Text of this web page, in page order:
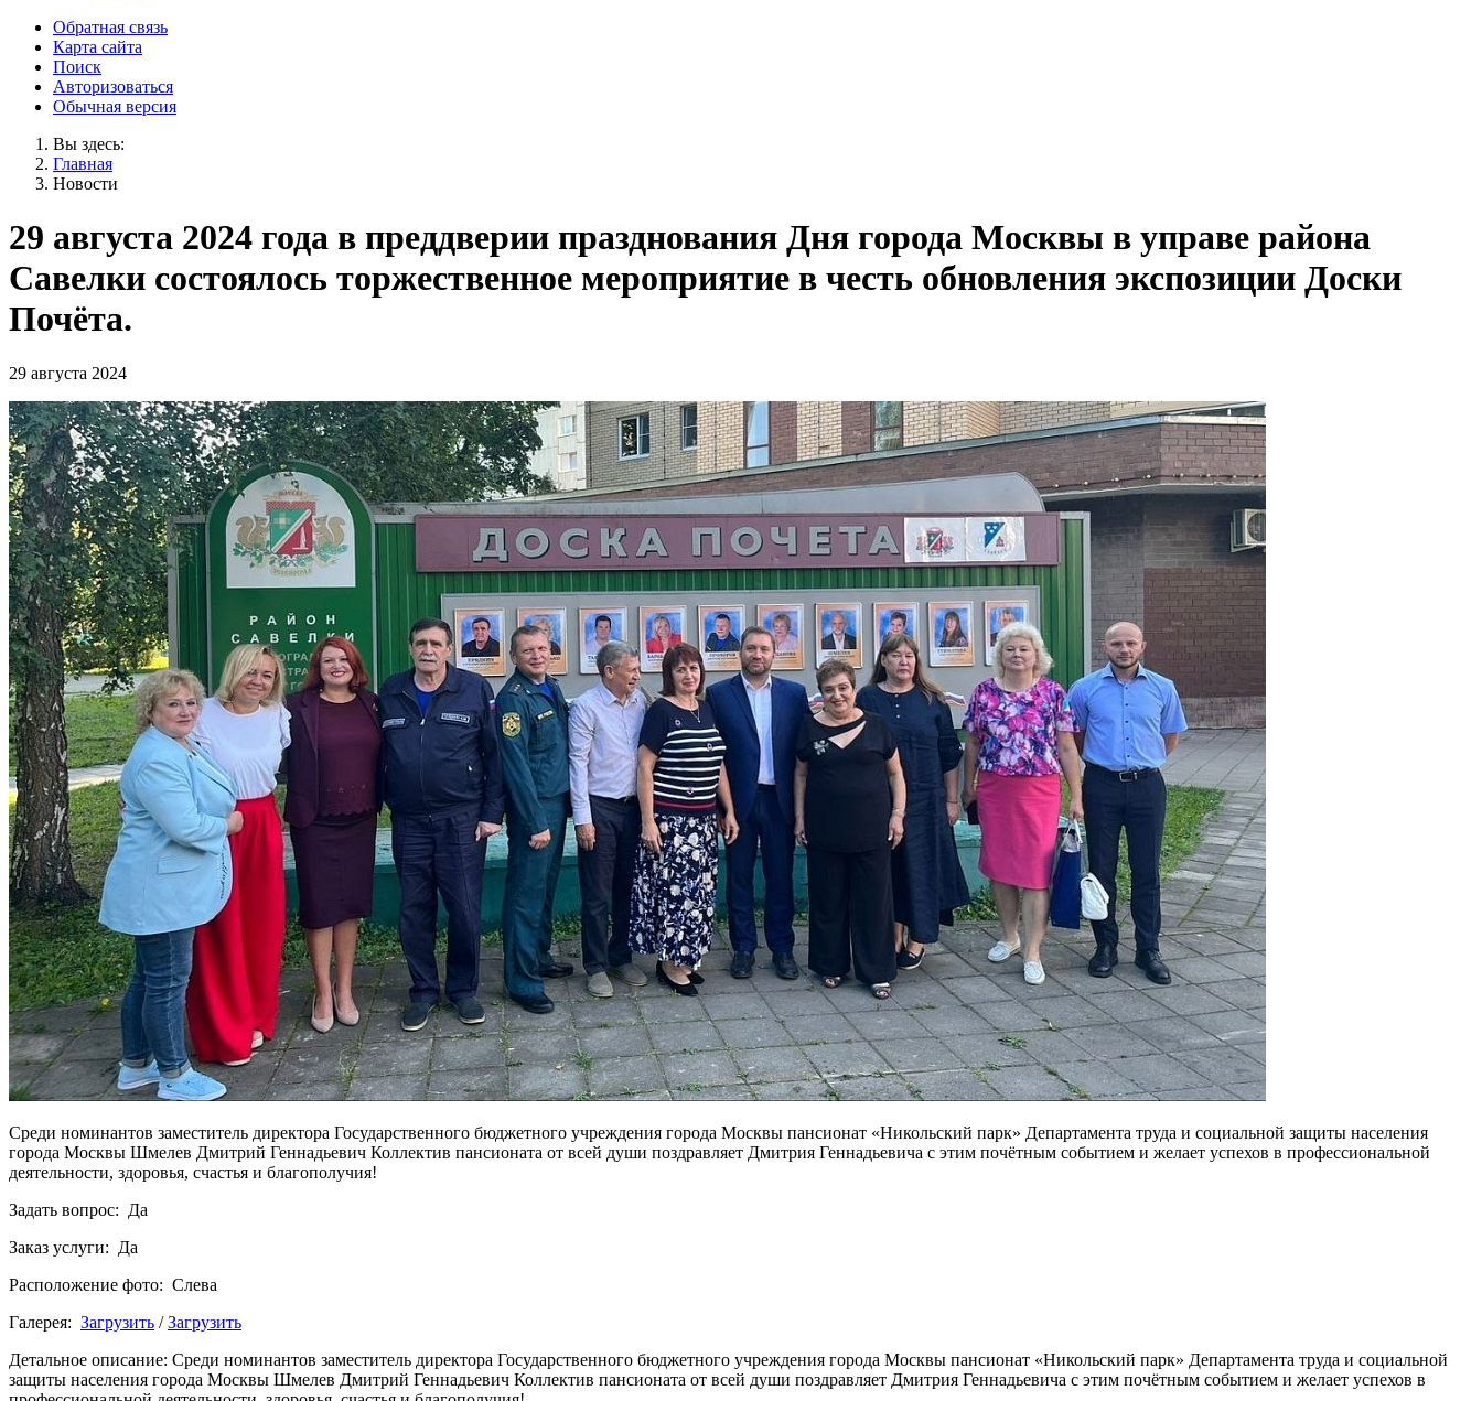
Обратная связь
Карта сайта
Поиск
Авторизоваться
Обычная версия
Вы здесь:
Главная
Новости
29 августа 2024 года в преддверии празднования Дня города Москвы в управе района
Савелки состоялось торжественное мероприятие в честь обновления экспозиции Доски
Почёта.
29 августа 2024
Среди номинантов заместитель директора Государственного бюджетного учреждения города Москвы пансионат «Никольский парк» Департамента труда и социальной защиты населения
города Москвы Шмелев Дмитрий Геннадьевич Коллектив пансионата от всей души поздравляет Дмитрия Геннадьевича с этим почётным событием и желает успехов в профессиональной
деятельности, здоровья, счастья и благополучия!
Задать вопрос: Да
Заказ услуги: Да
Расположение фото: Слева
Галерея: Загрузить /Загрузить
Детальное описание: Среди номинантов заместитель директора Государственного бюджетного учреждения города Москвы пансионат «Никольский парк» Департамента труда и социальной
защиты населения города Москвы Шмелев Дмитрий Геннадьевич Коллектив пансионата от всей души поздравляет Дмитрия Геннадьевича с этим почётным событием и желает успехов в